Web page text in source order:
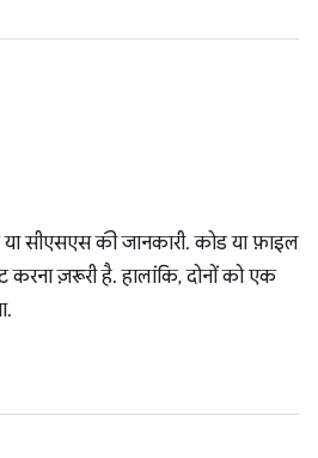
या सीएसएस की जानकारी. कोड या फ़ाइल
करना ज़रूरी है. हालांकि, दोनों को एक